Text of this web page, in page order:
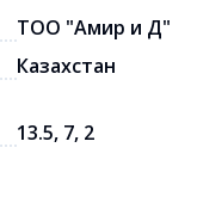
ТОО "Амир и Д"
Казахстан
13.5, 7, 2